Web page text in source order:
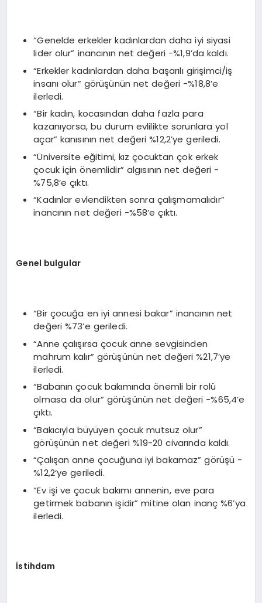
“Genelde erkekler kadınlardan daha iyi siyasi
lider olur” inancının net değeri -%1,9’da kaldı.
“Erkekler kadınlardan daha başarılı girişimci/iş
insanı olur” görüşünün net değeri -%18,8’e
ilerledi.
“Bir kadın, kocasından daha fazla para
kazanıyorsa, bu durum evlilikte sorunlara yol
açar” kanısının net değeri %12,2’ye geriledi.
“Üniversite eğitimi, kız çocuktan çok erkek
çocuk için önemlidir” algısının net değeri -
%75,8’e çıktı.
“Kadınlar evlendikten sonra çalışmamalıdır”
inancının net değeri -%58’e çıktı.
Genel bulgular
“Bir çocuğa en iyi annesi bakar” inancının net
değeri %73’e geriledi.
“Anne çalışırsa çocuk anne sevgisinden
mahrum kalır” görüşünün net değeri %21,7’ye
ilerledi.
“Babanın çocuk bakımında önemli bir rolü
olmasa da olur” görüşünün net değeri -%65,4’e
çıktı.
“Bakıcıyla büyüyen çocuk mutsuz olur”
görüşünün net değeri %19-20 civarında kaldı.
“Çalışan anne çocuğuna iyi bakamaz” görüşü -
%12,2‘ye geriledi.
“Ev işi ve çocuk bakımı annenin, eve para
getirmek babanın işidir” mitine olan inanç %6’ya
ilerledi.
İstihdam